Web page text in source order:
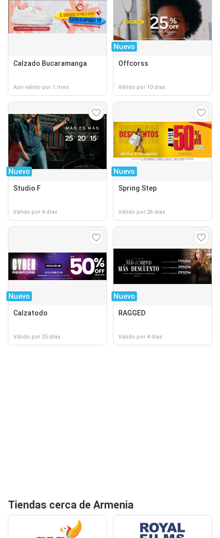
Calzado Bucaramanga
Aún válido por 1 mes
Nuevo
Offcorss
Válido por 10 días
Nuevo
Studio F
Válido por 4 días
Nuevo
Spring Step
Válido por 26 días
Nuevo
Calzatodo
Válido por 25 días
Nuevo
RAGGED
Válido por 4 días
Tiendas cerca de Armenia